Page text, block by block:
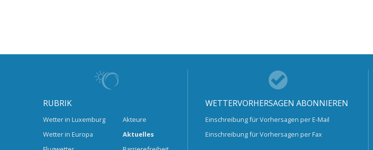
RUBRIK
Wetter in Luxemburg
Wetter in Europa
Akteure
Aktuelles
WETTERVORHERSAGEN ABONNIEREN
Einschreibung für Vorhersagen per E-Mail
Einschreibung für Vorhersagen per Fax